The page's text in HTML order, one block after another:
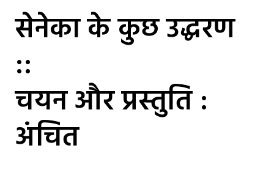
सेनेका के कुछ उद्धरण
::
चयन और प्रस्तुति :
अंचित